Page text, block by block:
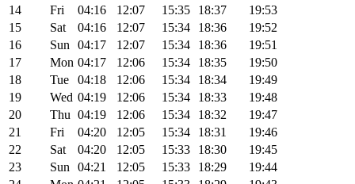
14
Fri 04:16 12:07 15:35 18:37
19:53
15
Sat 04:16 12:07 15:34 18:36
19:52
16
Sun 04:17 12:07 15:34 18:36
19:51
17
Mon 04:17 12:06 15:34 18:35
19:50
18
Tue 04:18 12:06 15:34 18:34
19:49
19
Wed 04:19 12:06 15:34 18:33
19:48
20
Thu 04:19 12:06 15:34 18:32
19:47
21
Fri 04:20 12:05 15:34 18:31
19:46
22
Sat 04:20 12:05 15:33 18:30
19:45
23
Sun 04:21 12:05 15:33 18:29
19:44